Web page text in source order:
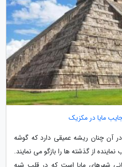
مایا در مکزیک
در آن چنان ریشه عمیقی دارد که گوشه
از گذشته ها را بازگو می نمایند.